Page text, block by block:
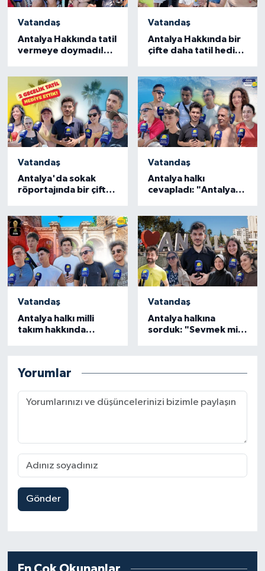
Vatandaş
Antalya Hakkında tatil
vermeye doymadı!
Vatandaş
Antalya Hakkında bir
çifte daha tatil hediye
Vatandaş
Antalya'da sokak
röportajında bir çifte
Vatandaş
Antalya halkı
cevapladı: "Antalya
Vatandaş
Antalya halkı milli
takım hakkında
Vatandaş
Antalya halkına
sorduk: "Sevmek mi,
Yorumlar
Gönder